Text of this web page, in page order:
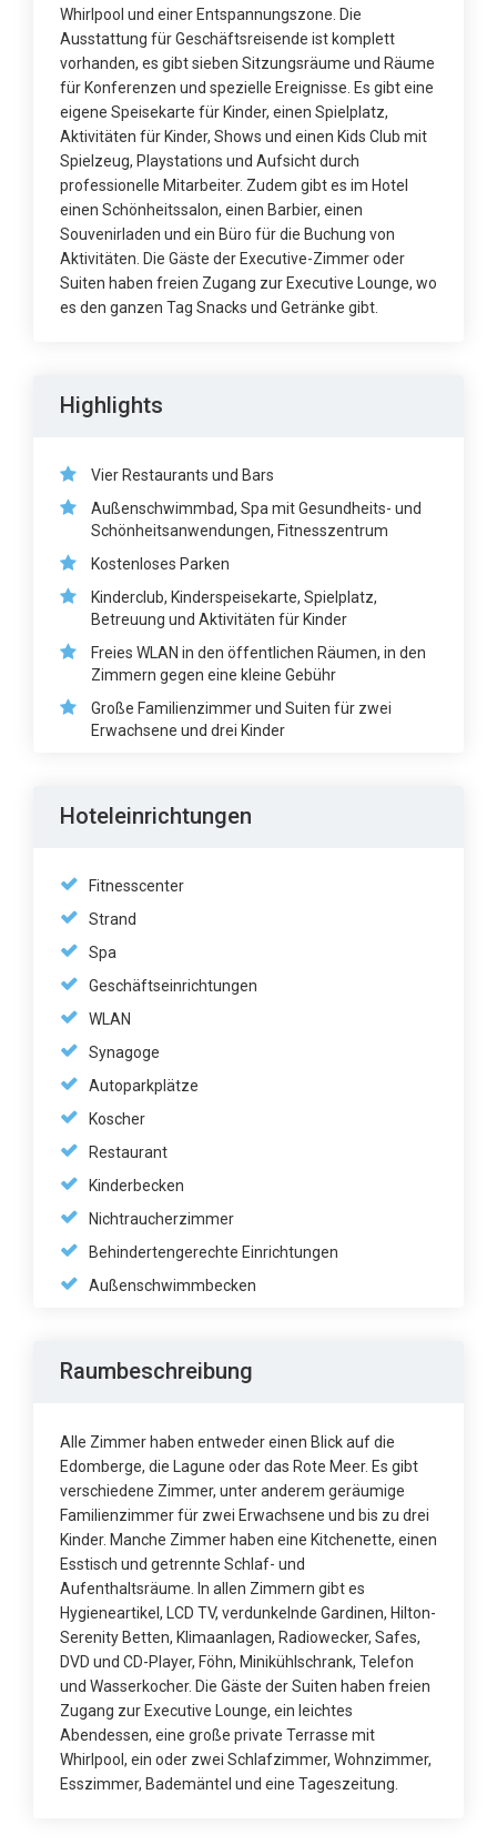
Whirlpool und einer Entspannungszone. Die
Ausstattung für Geschäftsreisende ist komplett
vorhanden, es gibt sieben Sitzungsräume und Räume
für Konferenzen und spezielle Ereignisse. Es gibt eine
eigene Speisekarte für Kinder, einen Spielplatz,
Aktivitäten für Kinder, Shows und einen Kids Club mit
Spielzeug, Playstations und Aufsicht durch
professionelle Mitarbeiter. Zudem gibt es im Hotel
einen Schönheitssalon, einen Barbier, einen
Souvenirladen und ein Büro für die Buchung von
Aktivitäten. Die Gäste der Executive-Zimmer oder
Suiten haben freien Zugang zur Executive Lounge, wo
es den ganzen Tag Snacks und Getränke gibt.
Highlights
Vier Restaurants und Bars
Außenschwimmbad, Spa mit Gesundheits- und
Schönheitsanwendungen, Fitnesszentrum
Kostenloses Parken
Kinderclub, Kinderspeisekarte, Spielplatz,
Betreuung und Aktivitäten für Kinder
Freies WLAN in den öffentlichen Räumen, in den
Zimmern gegen eine kleine Gebühr
Große Familienzimmer und Suiten für zwei
Erwachsene und drei Kinder
Hoteleinrichtungen
Fitnesscenter
Strand
Spa
Geschäftseinrichtungen
WLAN
Synagoge
Autoparkplätze
Koscher
Restaurant
Kinderbecken
Nichtraucherzimmer
Behindertengerechte Einrichtungen
Außenschwimmbecken
Raumbeschreibung
Alle Zimmer haben entweder einen Blick auf die
Edomberge, die Lagune oder das Rote Meer. Es gibt
verschiedene Zimmer, unter anderem geräumige
Familienzimmer für zwei Erwachsene und bis zu drei
Kinder. Manche Zimmer haben eine Kitchenette, einen
Esstisch und getrennte Schlaf- und
Aufenthaltsräume. In allen Zimmern gibt es
Hygieneartikel, LCD TV, verdunkelnde Gardinen, Hilton-
Serenity Betten, Klimaanlagen, Radiowecker, Safes,
DVD und CD-Player, Föhn, Minikühlschrank, Telefon
und Wasserkocher. Die Gäste der Suiten haben freien
Zugang zur Executive Lounge, ein leichtes
Abendessen, eine große private Terrasse mit
Whirlpool, ein oder zwei Schlafzimmer, Wohnzimmer,
Esszimmer, Bademäntel und eine Tageszeitung.